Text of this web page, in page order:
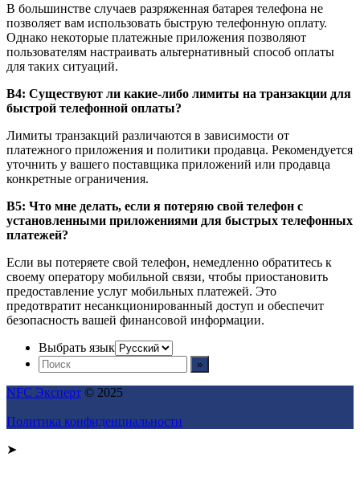
В большинстве случаев разряженная батарея телефона не
позволяет вам использовать быструю телефонную оплату.
Однако некоторые платежные приложения позволяют
пользователям настраивать альтернативный способ оплаты
для таких ситуаций.
В4: Существуют ли какие-либо лимиты на транзакции для
быстрой телефонной оплаты?
Лимиты транзакций различаются в зависимости от
платежного приложения и политики продавца. Рекомендуется
уточнить у вашего поставщика приложений или продавца
конкретные ограничения.
В5: Что мне делать, если я потеряю свой телефон с
установленными приложениями для быстрых телефонных
платежей?
Если вы потеряете свой телефон, немедленно обратитесь к
своему оператору мобильной связи, чтобы приостановить
предоставление услуг мобильных платежей. Это
предотвратит несанкционированный доступ и обеспечит
безопасность вашей финансовой информации.
Выбрать язык
NFC Эксперт © 2025
Политика конфиденциальности
➤